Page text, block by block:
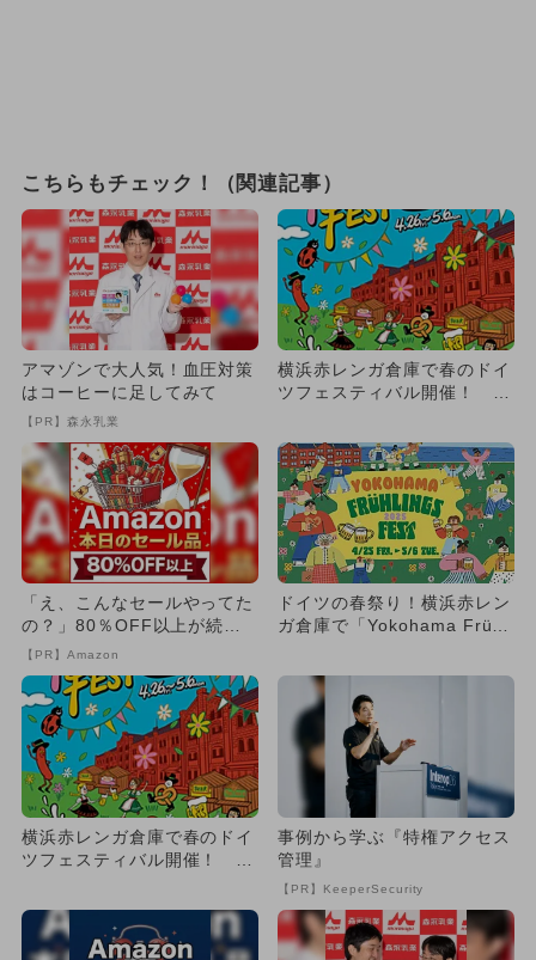
こちらもチェック！（関連記事）
アマゾンで大人気！血圧対策
はコーヒーに足してみて
【PR】森永乳業
横浜赤レンガ倉庫で春のドイ
ツフェスティバル開催！ ソ
「え、こんなセールやってた
の？」80％OFF以上が続々
登場！Amazonの本気が...
【PR】Amazon
ドイツの春祭り！横浜赤レン
ガ倉庫で「Yokohama Frühli
横浜赤レンガ倉庫で春のドイ
ツフェスティバル開催！ ソ
事例から学ぶ『特権アクセス
管理』
【PR】KeeperSecurity